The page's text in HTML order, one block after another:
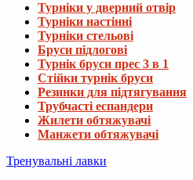
Турніки у дверний отвір
Турніки настінні
Турніки стельові
Бруси підлогові
Турнік бруси прес 3 в 1
Стійки турнік бруси
Резинки для підтягування
Трубчасті еспандери
Жилети обтяжувачі
Манжети обтяжувачі
Тренувальні лавки